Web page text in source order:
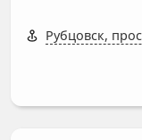
Рубцовск,